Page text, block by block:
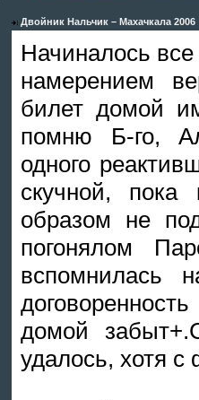
Двойник Нальчик – Махачкала 2006
Начиналось
намерением
билет домой
помню Б-го,
одного
скучной,
образом не
погонялом
вспомнилась
домой
удалось, хотя